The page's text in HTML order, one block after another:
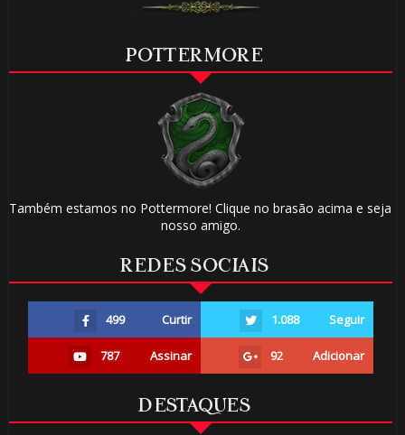
POTTERMORE
Também estamos no Pottermore! Clique no brasão acima e seja
nosso amigo.
REDES SOCIAIS
499 Curtir 1.088 Seguir
787 Assinar 92 Adicionar
DESTAQUES